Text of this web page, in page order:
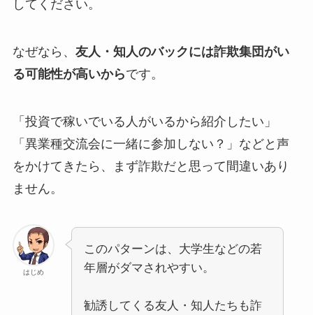
してください。
なぜなら、 友人・知人のバックには詐欺集団がい
る可能性が高いからです。
「投資で稼いでいる人がいるから紹介したい」
「異業種交流会に一緒に参加しない？」などと声
をかけてきたら、まず詐欺だと思って間違いあり
ません。
はじめ
このパターンは、大学生などの若
年層がダマされやすい。
勧誘してくる友人・知人たちも詐